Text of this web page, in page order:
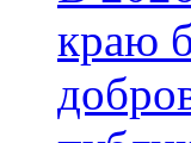
краю